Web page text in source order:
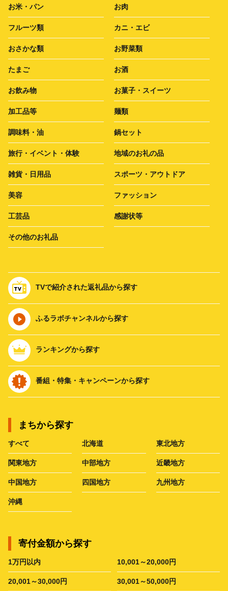
お米・パン お肉
フルーツ類 カニ・エビ
おさかな類 お野菜類
たまご お酒
お飲み物 お菓子・スイーツ
加工品等 麺類
調味料・油 鍋セット
旅行・イベント・体験 地域のお礼の品
雑貨・日用品 スポーツ・アウトドア
美容 ファッション
工芸品 感謝状等
その他のお礼品
TVで紹介された返礼品から探す
ふるラボチャンネルから探す
ランキングから探す
番組・特集・キャンペーンから探す
まちから探す
すべて 北海道 東北地方
関東地方 中部地方 近畿地方
中国地方 四国地方 九州地方
沖縄
寄付金額から探す
1万円以内 10,001～20,000円
20,001～30,000円 30,001～50,000円